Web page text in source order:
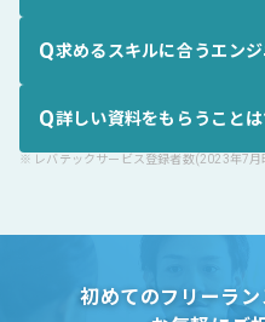
Q求めるスキルに合うエン
Q詳しい資料をもらうことは
※ レバテックサービス登録者数(2023年7月
初めてのフリーラ